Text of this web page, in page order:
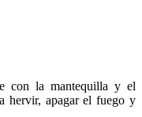
con la mantequilla y el
hervir, apagar el fuego y